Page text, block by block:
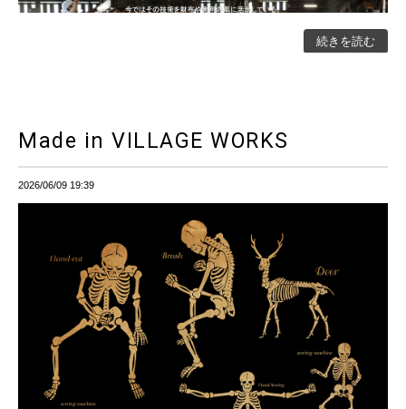
続きを読む
Made in VILLAGE WORKS
2026/06/09 19:39